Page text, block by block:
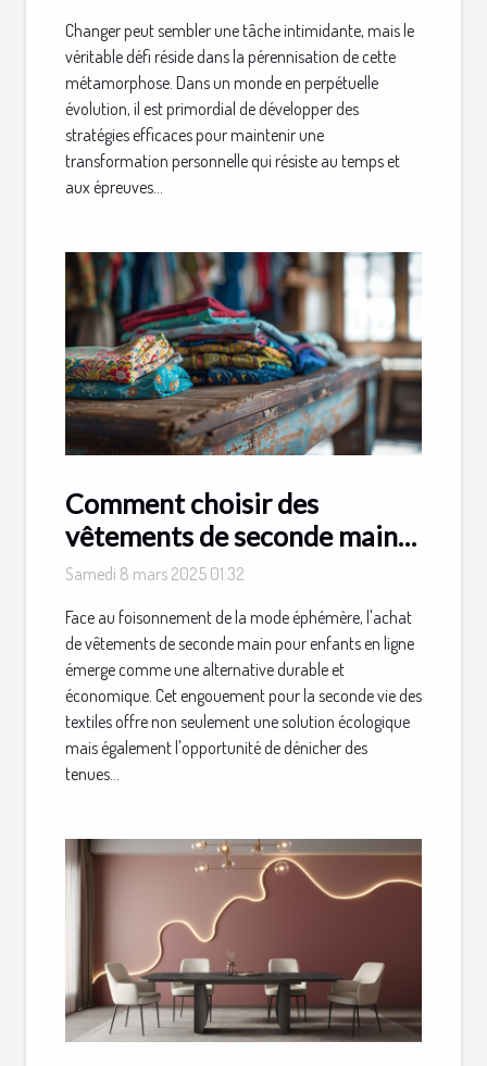
Changer peut sembler une tâche intimidante, mais le
véritable défi réside dans la pérennisation de cette
métamorphose. Dans un monde en perpétuelle
évolution, il est primordial de développer des
stratégies efficaces pour maintenir une
transformation personnelle qui résiste au temps et
aux épreuves...
Comment choisir des
vêtements de seconde main
pour enfants en ligne
Samedi 8 mars 2025 01:32
Face au foisonnement de la mode éphémère, l'achat
de vêtements de seconde main pour enfants en ligne
émerge comme une alternative durable et
économique. Cet engouement pour la seconde vie des
textiles offre non seulement une solution écologique
mais également l'opportunité de dénicher des
tenues...